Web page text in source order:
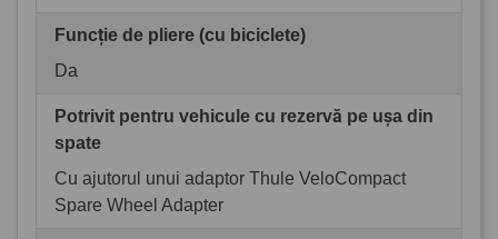
Funcție de pliere (cu biciclete)
Da
Potrivit pentru vehicule cu rezervă pe ușa din
spate
Cu ajutorul unui adaptor Thule VeloCompact
Spare Wheel Adapter